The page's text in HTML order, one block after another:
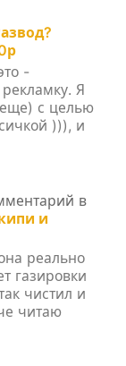
-
Я
с целью
))), и
в
и
реально
газировки
чистил и
читаю